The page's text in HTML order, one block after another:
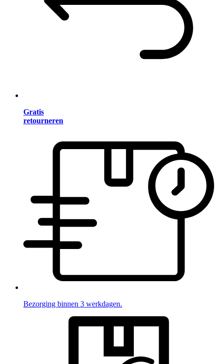
Gratis
retourneren
Bezorging binnen 3 werkdagen.